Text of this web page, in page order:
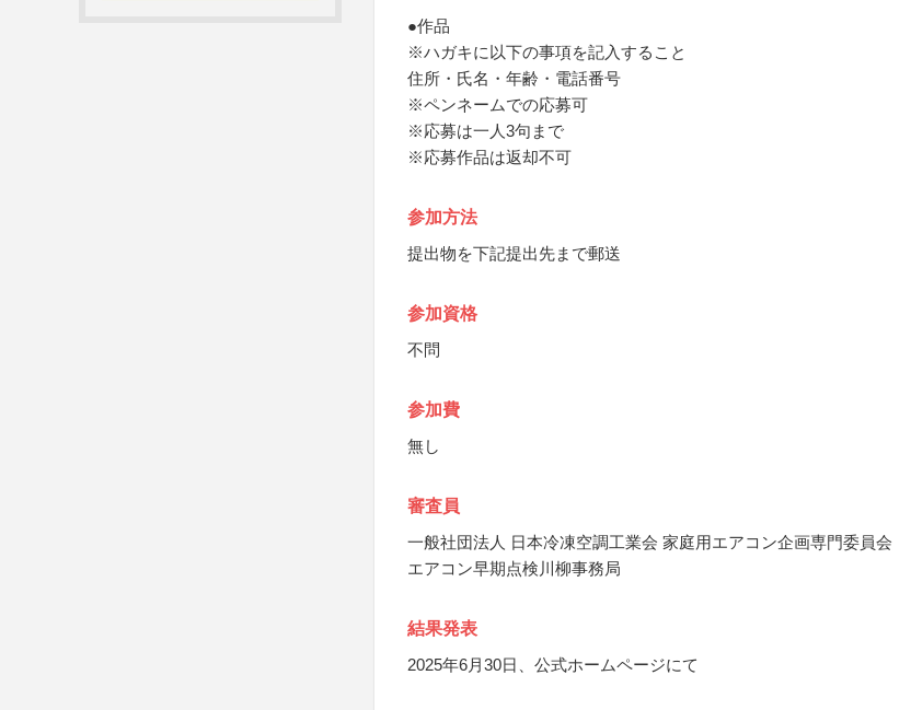
●作品
※ハガキに以下の事項を記入すること
住所・氏名・年齢・電話番号
※ペンネームでの応募可
※応募は一人3句まで
※応募作品は返却不可
参加方法
提出物を下記提出先まで郵送
参加資格
不問
参加費
無し
審査員
一般社団法人 日本冷凍空調工業会 家庭用エアコン企画専門委員会
エアコン早期点検川柳事務局
結果発表
2025年6月30日、公式ホームページにて